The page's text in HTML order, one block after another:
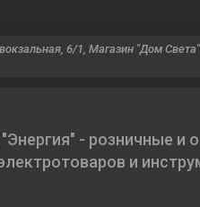
6/1, Магазин "Дом
- розничные и
и